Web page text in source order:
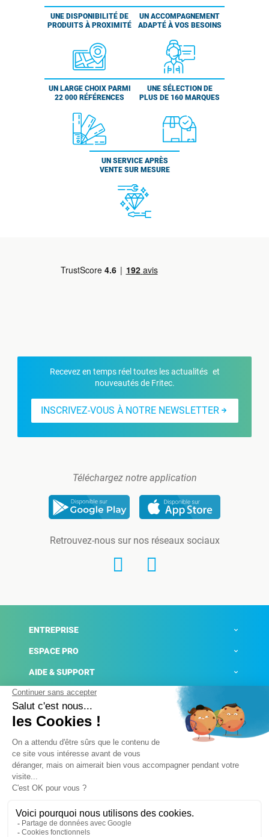
UNE DISPONIBILITÉ DE
PRODUITS À PROXIMITÉ
UN ACCOMPAGNEMENT
ADAPTÉ À VOS BESOINS
UN LARGE CHOIX PARMI
22 000 RÉFÉRENCES
UNE SÉLECTION DE
PLUS DE 160 MARQUES
UN SERVICE APRÈS
VENTE SUR MESURE
Recevez en temps réel toutes les actualités et
nouveautés de Fritec.
INSCRIVEZ-VOUS À NOTRE NEWSLETTER
Téléchargez notre application
Retrouvez-nous sur nos réseaux sociaux
ENTREPRISE
ESPACE PRO
AIDE & SUPPORT
ACTUALITÉS
Mentions légales
Conditions générales de ventes